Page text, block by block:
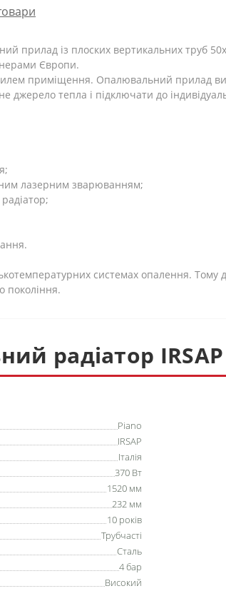
прилад із плоских вертикальних труб
Європи.
приміщення. Опалювальний прилад
джерело тепла і підключати до
лазерним зварюванням;
системах опалення. Тому
покоління.
радіатор
Piano
IRSAP
Італія
370 Вт
1520 мм
232 мм
10 років
Трубчасті
Сталь
4 бар
Високий